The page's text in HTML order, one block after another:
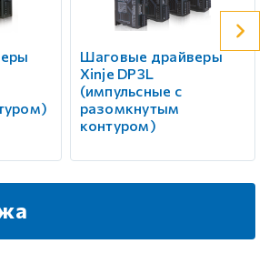
Шаговые драйверы
Xinje DP3L
(импульсные с
разомкнутым
контуром)